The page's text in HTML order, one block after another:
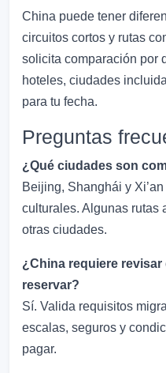
China puede tener
circuitos cortos y rutas
solicita comparación por
hoteles, ciudades
para tu fecha.
Preguntas
¿Qué ciudades son
Beijing, Shanghái y
culturales. Algunas rutas
otras ciudades.
¿China requiere
reservar?
Sí. Valida requisitos
escalas, seguros y
pagar.